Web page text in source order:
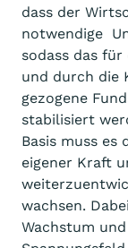
dass der
notwendige
sodass das
und durch die
gezogene
stabilisiert
Basis muss es
eigener Kraft
wachsen.
Wachstum